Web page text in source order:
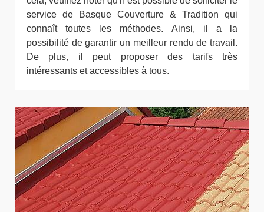
service de Basque Couverture & Tradition qui
connaît toutes les méthodes. Ainsi, il a la
possibilité de garantir un meilleur rendu de travail.
De plus, il peut proposer des tarifs très
intéressants et accessibles à tous.